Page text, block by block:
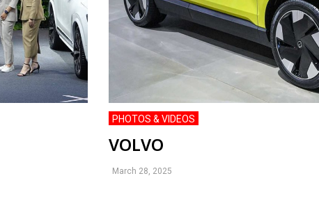
PHOTOS & VIDEOS
VOLVO
March 28, 2025